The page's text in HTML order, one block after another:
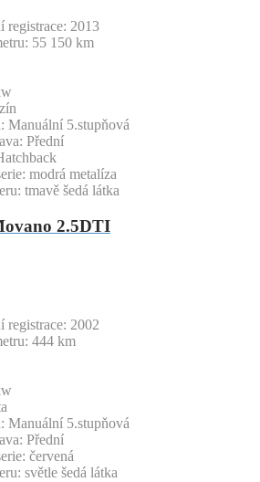
registrace: 2013
55 150 km
Manuální 5.stupňová
Přední
modrá metalíza
tmavě šedá látka
2.5DTI
registrace: 2002
444 km
Manuální 5.stupňová
Přední
červená
světle šedá látka